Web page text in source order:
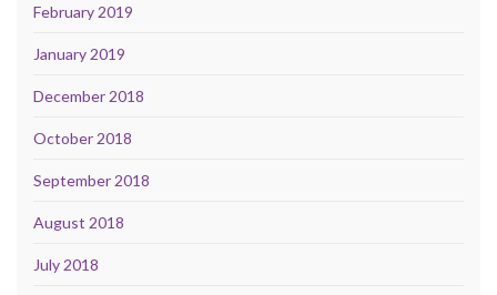
February 2019
January 2019
December 2018
October 2018
September 2018
August 2018
July 2018